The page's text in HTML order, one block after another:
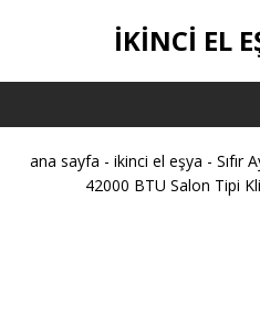
IKINCI EL
ana sayfa - ikinci el eşya - Sıfır
42000 BTU Salon Tipi